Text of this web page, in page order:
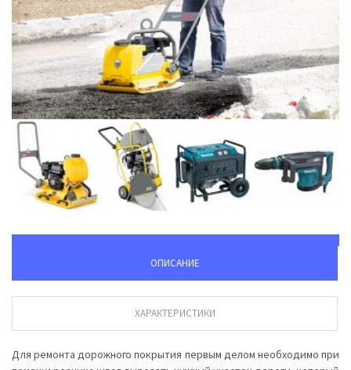
ОПИСАНИЕ
ХАРАКТЕРИСТИКИ
Для ремонта дорожного покрытия первым делом необходимо при